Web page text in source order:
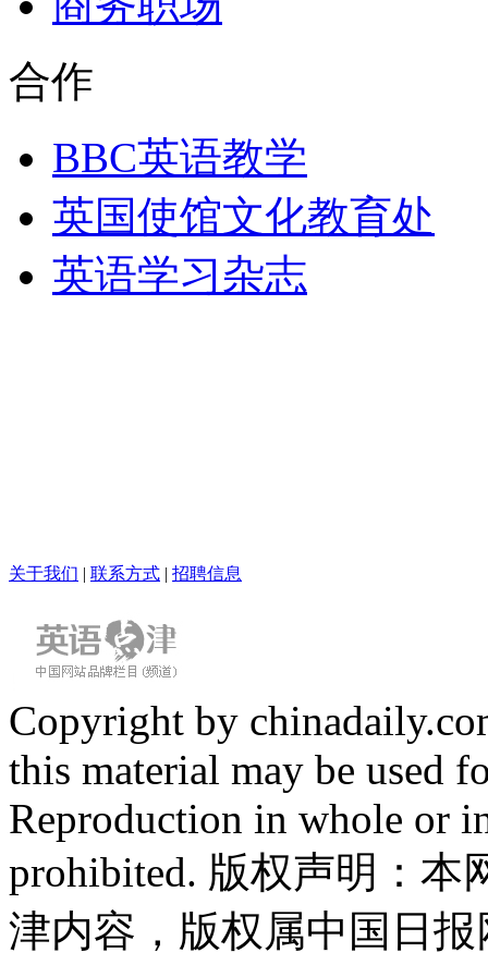
合作
BBC英语教学
英国使馆文化教育处
英语学习杂志
关于我们 | 联系方式 | 招聘信息
Copyright by
this material may be used
Reproduction in whole or
prohibited. 版权声明：
津内容，版权属中国日